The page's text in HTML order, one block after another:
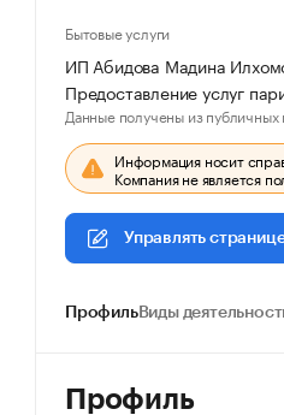
Бытовые услуги
ИП Абидова Мадина
Предоставление услуг
Данные получены из публичных
Информация носит
Компания не является
Управлять
ПрофильВиды
Профиль